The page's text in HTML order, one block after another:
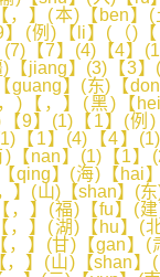
，】(本)【ben】
】(例)【li】(（)
(7)【7】(4)【4】
)【jiang】(3)【3
guang】(东)【
)【，】(黑)【
【9】(1)【1】(
【1】(4)【4】
)【nan】(1)【1
qing】(海)【hai
】(山)【shan】(
，】(福)【fu】(
，】(湖)【hu】(
，】(甘)【gan】(
，】(山)【shan